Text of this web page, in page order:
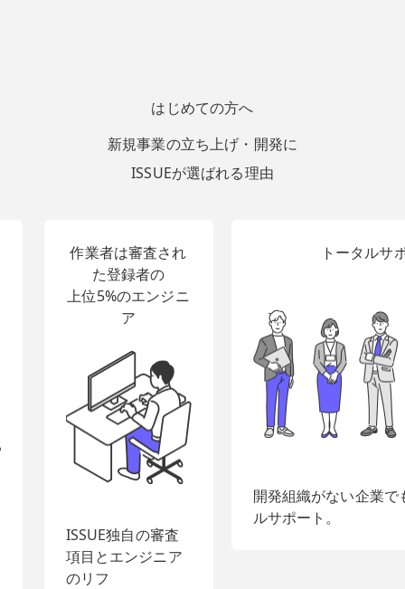
はじめての方へ
新規事業の立ち上げ・開発に
ISSUEが選ばれる理由
作業者は審査され
た登録者の
上位5%のエンジニ
ア
ISSUE独自の審査
項目とエンジニア
のリフ
トータルサ
開発組織がない企業で
ルサポート。